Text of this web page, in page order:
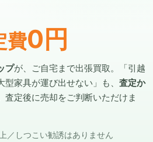
費0円
プが、ご自宅まで出張買取。「引越
家具が運び出せない」も、 査定か
査定後に売却をご判断いただけま
／しつこい勧誘はありません